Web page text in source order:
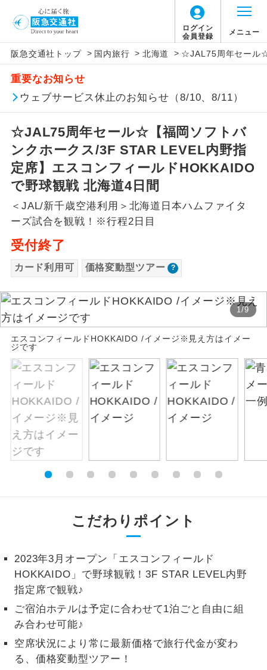
ログイン
会員登録
メニュー
阪急交通社トップ > 国内旅行 > 北海道 > ☆JAL75周年セール☆
重要なお知らせ
ウェブサービス休止のお知らせ（8/10、8/11）
☆JAL75周年セール☆【福岡ソフトバ
ンクホークス/3F STAR LEVEL内野指
定席】エスコンフィールドHOKKAIDO
で野球観戦 北海道4日間
＜JAL/新千歳空港利用＞北海道日本ハムファイタ
ーズ試合を観戦！※行程2日目
受付終了
カード利用可 価格変動型ツアー
1/9
エスコンフィールドHOKKAIDO /イメージ※見え方はイメー
ジです
こだわりポイント
2023年3月オープン「エスコンフィールド
HOKKAIDO」で野球観戦！3F STAR LEVEL内野
指定席で観戦♪
ご宿泊ホテルは予定に合わせて1泊ごと自由に組
み合わせ可能♪
空席状況により常に最新価格で旅行代金が変わ
る、価格変動型ツアー！
アイコン 説明
添乗員同行
往路出発空港（駅）から復路到着空港
（駅）まで同行します。
現地添乗員同
現地到着空港（駅）から最終日出発空港
（駅）まで添乗員が同行します。
バスガイド乗
務
バスガイドが乗務し、車内での観光案内
があります。
新コース 初登場のコースです。
世界遺産
然遺産を訪ねるコースです。
絶景スポットに立ち寄るコースです。
温泉
露天風呂
す。
大浴場
全食事付き
全てのお食事が付いていますので、お食
お部屋食
お部屋にてゆっくりとお召し上がりいた
トラベルイヤ
周りの音を気にせず、ガイドさんの説明
をじっくり聞くことができます。
1名様催行
1名様から出発可能な個人型プランで
2名様催行
す。
おひとり様参
加限定
スです。
「価格変動型ツアー」に関するご案内
価格変動型ツアーとは
賃」を利用したツアーです。
お申し込み時期・ご利用便の空席状況に
よって料金が変動いたします。
以下の注意事項をあらかじめご了承いただき
ますようお願いいたします。
お支払いについて
お支払いは、クレジットカード決済のみとな
ります。
お申し込みの最後にクレジットカード決済を
していただき、決済手続き完了をもちまし
て、ご旅行の契約が成立となります。
ご予約方法について
ウェブ限定コースとなりますので、コールセ
ンター及びカウンターでのお申し込みはでき
ません。